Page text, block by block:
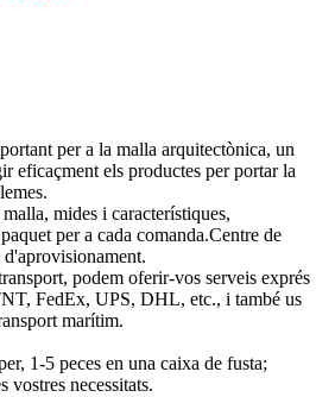
per a la malla arquitectònica, un
eficaçment els productes per portar la
mides i característiques,
per a cada comanda.Centre de
d'aprovisionament.
podem oferir-vos serveis exprés
FedEx, UPS, DHL, etc., i també us
marítim.
1-5 peces en una caixa de fusta;
vostres necessitats.